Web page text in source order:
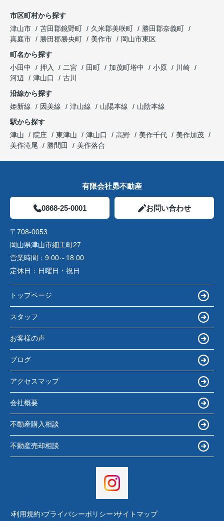
市区町村から探す
津山市
苫田郡鏡野町 久米郡美咲町
勝田郡奈義町
真庭市
勝田郡勝央町 美作市
岡山市東区
町名から探す
小田中
押入 二宮 田町 加茂町塔中 小原
川崎
河辺
津山口
古川
沿線から探す
姫新線
因美線 津山線 山陽本線
山陰本線
駅から探す
津山
院庄 東津山 津山口 高野 美作千代
美作加茂
美作滝尾
勝間田 美作落合
有限会社昴不動産
0868-25-0001 お問い合わせ
〒708-0053
岡山県津山市細工町27
営業時間： 9:00～18:00
定休日： 日曜日・祝日
トップページ
スタッフ
お客様の声
ブログ
アクセスマップ
会社概要
不動産購入相談
不動産売却相談
利用規約 プライバシーポリシー サイトマップ